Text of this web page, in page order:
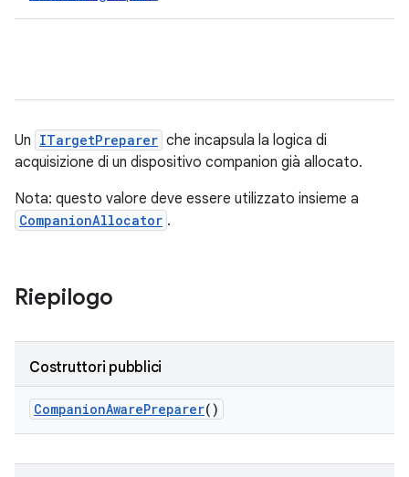
Un ITargetPreparer che incapsula la logica di
acquisizione di un dispositivo companion già allocato.
Nota: questo valore deve essere utilizzato insieme a
CompanionAllocator .
Riepilogo
Costruttori pubblici
CompanionAwarePreparer()